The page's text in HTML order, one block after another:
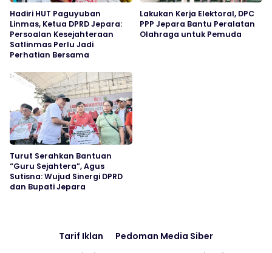
Hadiri HUT Paguyuban
Linmas, Ketua DPRD Jepara:
Persoalan Kesejahteraan
Satlinmas Perlu Jadi
Perhatian Bersama
Lakukan Kerja Elektoral, DPC
PPP Jepara Bantu Peralatan
Olahraga untuk Pemuda
Turut Serahkan Bantuan
“Guru Sejahtera”, Agus
Sutisna: Wujud Sinergi DPRD
dan Bupati Jepara
Tarif Iklan
Pedoman Media Siber